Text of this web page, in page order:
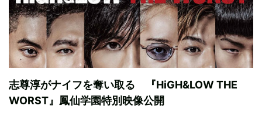
志尊淳がナイフを奪い取る 『HiGH&LOW THE
WORST』鳳仙学園特別映像公開